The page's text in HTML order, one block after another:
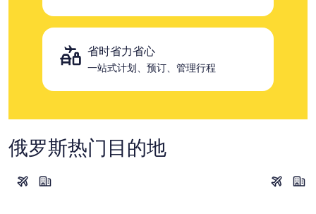
省时省力省心
一站式计划、预订、管理行程
俄罗斯热门目的地
莫斯科 (及周边) 符拉迪沃